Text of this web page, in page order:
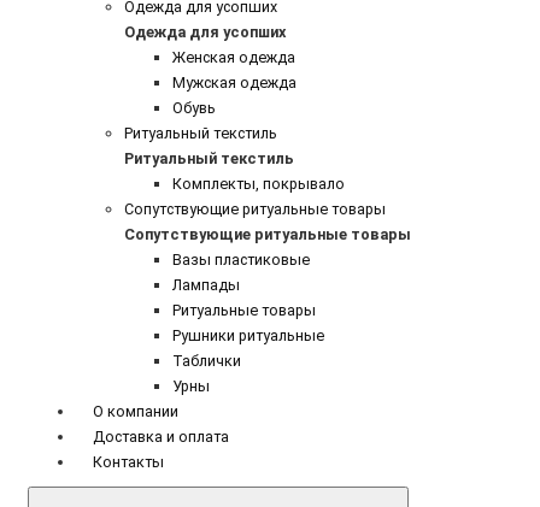
Одежда для усопших
Одежда для усопших
Женская одежда
Мужская одежда
Обувь
Ритуальный текстиль
Ритуальный текстиль
Комплекты, покрывало
Сопутствующие ритуальные товары
Сопутствующие ритуальные товары
Вазы пластиковые
Лампады
Ритуальные товары
Рушники ритуальные
Таблички
Урны
О компании
Доставка и оплата
Контакты